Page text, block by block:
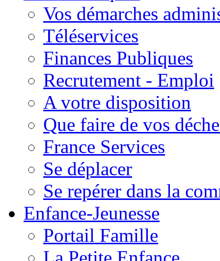
Vos démarches
Téléservices
Finances Publiques
Recrutement - Emploi
A votre disposition
Que faire de vos
France Services
Se déplacer
Se repérer dans la
Enfance-Jeunesse
Portail Famille